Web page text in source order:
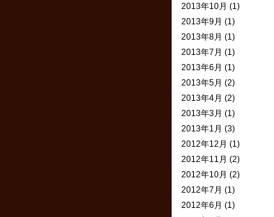
2013年10月 (1)
2013年9月 (1)
2013年8月 (1)
2013年7月 (1)
2013年6月 (1)
2013年5月 (2)
2013年4月 (2)
2013年3月 (1)
2013年1月 (3)
2012年12月 (1)
2012年11月 (2)
2012年10月 (2)
2012年7月 (1)
2012年6月 (1)